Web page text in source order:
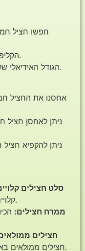
חפשו חציל
הקליפה צריכה להיות חלקה ומבריקה.
הגודל האידיאלי של חציל חממה הוא 20-30 ס”מ.
אחסנו את החציל
ניתן לאחסן
ניתן להקפיא
סלט חצילים
קלויים, עגבניות, בצל, שום ותבלינים.
ממרח חצילים:
חצילים
חצילים ממולאים באורז, בשר טחון, ירקות ותבלינים.